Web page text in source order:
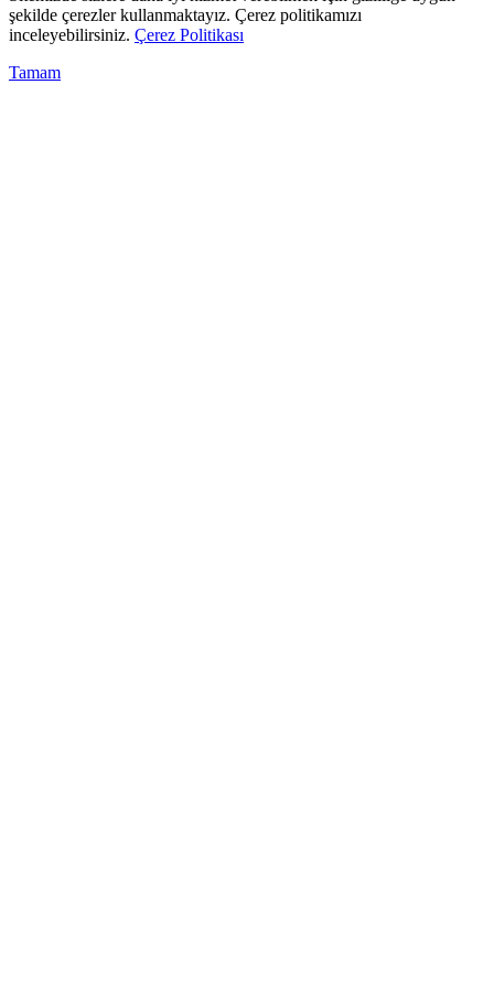
şekilde çerezler kullanmaktayız. Çerez politikamızı
inceleyebilirsiniz. Çerez Politikası
Tamam